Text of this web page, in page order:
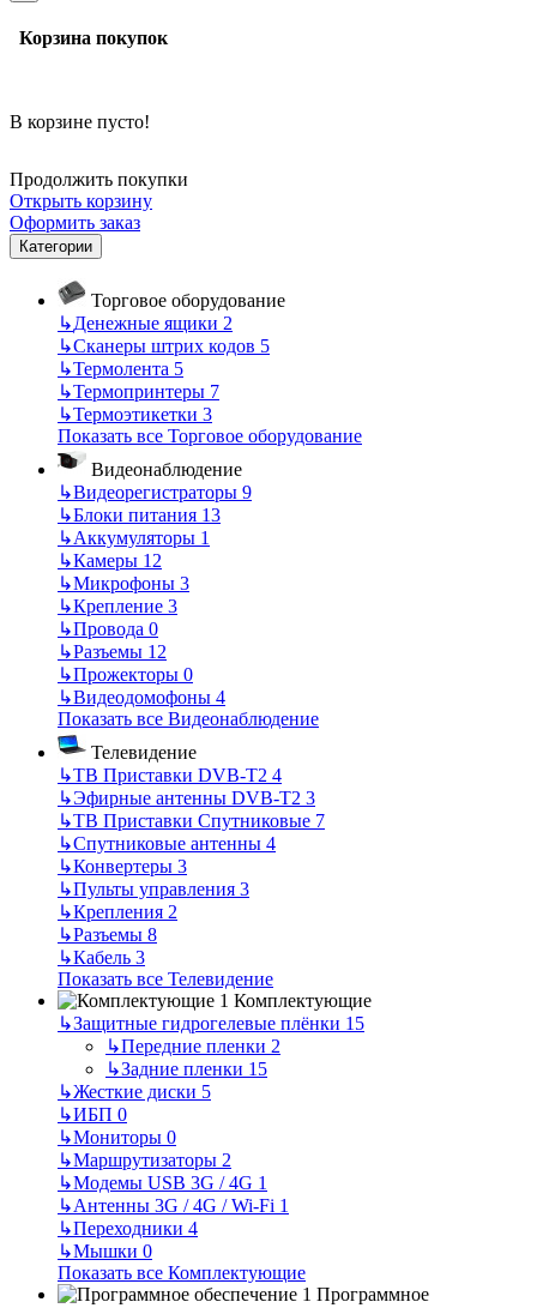
Корзина покупок
В корзине пусто!
Продолжить покупки
Открыть корзину
Оформить заказ
Категории
Торговое оборудование
↳Денежные ящики 2
↳Сканеры штрих кодов 5
↳Термолента 5
↳Термопринтеры 7
↳Термоэтикетки 3
Показать все Торговое оборудование
Видеонаблюдение
↳Видеорегистраторы 9
↳Блоки питания 13
↳Аккумуляторы 1
↳Камеры 12
↳Микрофоны 3
↳Крепление 3
↳Провода 0
↳Разъемы 12
↳Прожекторы 0
↳Видеодомофоны 4
Показать все Видеонаблюдение
Телевидение
↳ТВ Приставки DVB-T2 4
↳Эфирные антенны DVB-T2 3
↳ТВ Приставки Спутниковые 7
↳Спутниковые антенны 4
↳Конвертеры 3
↳Пульты управления 3
↳Крепления 2
↳Разъемы 8
↳Кабель 3
Показать все Телевидение
Комплектующие
↳Защитные гидрогелевые плёнки 15
↳Передние пленки 2
↳Задние пленки 15
↳Жесткие диски 5
↳ИБП 0
↳Мониторы 0
↳Маршрутизаторы 2
↳Модемы USB 3G / 4G 1
↳Антенны 3G / 4G / Wi-Fi 1
↳Переходники 4
↳Мышки 0
Показать все Комплектующие
Программное